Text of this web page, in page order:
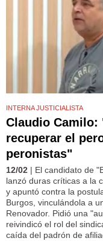
INTERNA JUSTICIALISTA
Claudio Camilo:
recuperar el
peronistas"
12/02 | El candidato de
lanzó duras críticas a la
y apuntó contra la
Burgos, vinculándola a
Renovador. Pidió una
reivindicó el rol del
caída del padrón de